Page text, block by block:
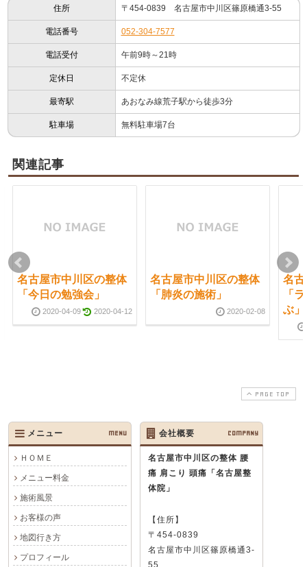
住所 〒454-0839 名古屋市中川区篠原橋通3-55
電話番号 052-304-7577
電話受付 午前9時～21時
定休日 不定休
最寄駅 あおなみ線荒子駅から徒歩3分
駐車場 無料駐車場7台
関連記事
名古屋市中川区の整体
「今日の勉強会」
2020-04-09 2020-04-12
名古屋市中川区の整体
「肺炎の施術」
2020-02-08
名
「
ぶ」
PAGE TOP
メニュー MENU
ＨＯＭＥ
メニュー料金
施術風景
お客様の声
地図行き方
プロフィール
会社概要 COMPANY
名古屋市中川区の整体 腰
痛 肩こり 頭痛 「名古屋整
体院」
【住所】
〒454-0839
名古屋市中川区篠原橋通3-
55